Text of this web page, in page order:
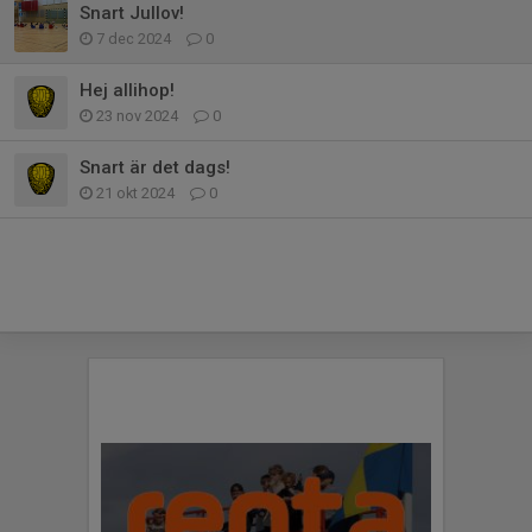
Snart Jullov!
7 dec 2024 0
Hej allihop!
23 nov 2024 0
Snart är det dags!
21 okt 2024 0